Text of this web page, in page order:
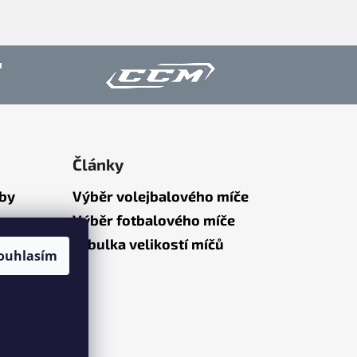
Články
Výběr volejbalového míče
Výběr fotbalového míče
Tabulka velikostí míčů